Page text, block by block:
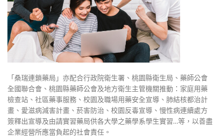
「桑瑞連鎖藥局」亦配合行政院衛生署、桃園縣衛生局、藥師公會
全國聯合會、桃園縣藥師公會及地方衛生主管機關推動：家庭用藥
檢查站、社區藥事服務、校園及職場用藥安全宣導、肺結核都治計
畫、愛滋病減害計畫、菸害防治、校園反毒宣導、慢性病連續處方
簽釋出宣導及由請實習藥局供各大學之藥學系學生實習…等，以善盡
企業經營所應當負起的社會責任。